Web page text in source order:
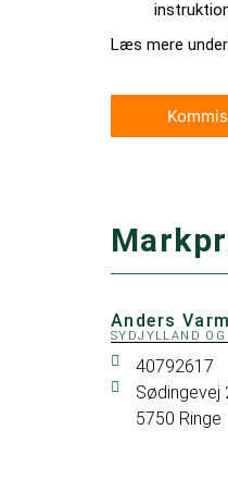
Læs mere
Anders
SYDJYLLAND OG
40792617
Sødingevej
5750 Ringe